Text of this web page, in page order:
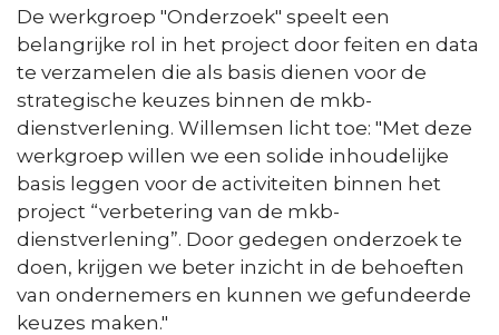
De werkgroep "Onderzoek" speelt een
belangrijke rol in het project door feiten en data
te verzamelen die als basis dienen voor de
strategische keuzes binnen de mkb-
dienstverlening. Willemsen licht toe: "Met deze
werkgroep willen we een solide inhoudelijke
basis leggen voor de activiteiten binnen het
project “verbetering van de mkb-
dienstverlening”. Door gedegen onderzoek te
doen, krijgen we beter inzicht in de behoeften
van ondernemers en kunnen we gefundeerde
keuzes maken."